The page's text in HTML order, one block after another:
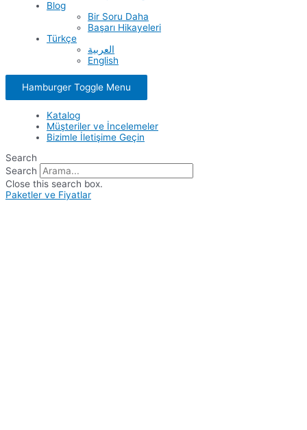
Blog
Bir Soru Daha
Başarı Hikayeleri
Türkçe
العربية
English
Hamburger Toggle Menu
Katalog
Müşteriler ve İncelemeler
Bizimle İletişime Geçin
Search
Search
Close this search box.
Paketler ve Fiyatlar